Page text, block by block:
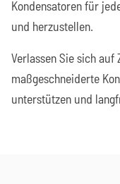
Kondensatoren für
und herzustellen.
Verlassen Sie sich auf
maßgeschneiderte
unterstützen und